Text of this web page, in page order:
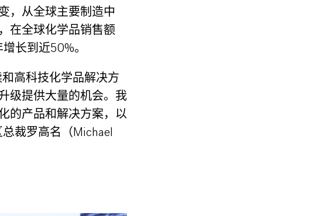
，从全球主要制造中
在全球化学品销售额
长到近50%。
高科技化学品解决方
级提供大量的机会。我
的产品和解决方案，以
裁罗高名（Michael